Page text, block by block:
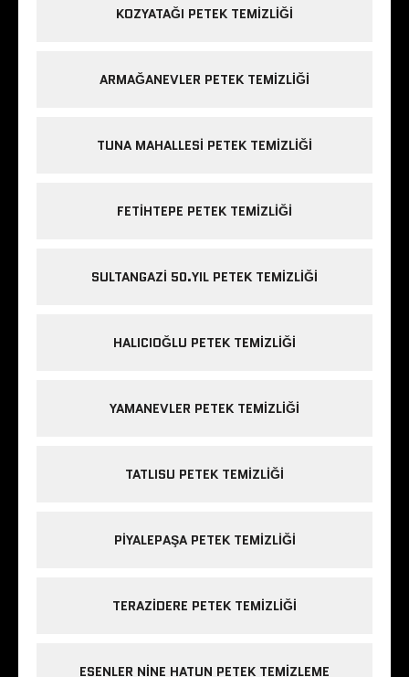
KOZYATAĞI PETEK TEMIZLIĞI
ARMAĞANEVLER PETEK TEMIZLIĞI
TUNA MAHALLESI PETEK TEMIZLIĞI
FETIHTEPE PETEK TEMIZLIĞI
SULTANGAZI 50.YIL PETEK TEMIZLIĞI
HALICIOĞLU PETEK TEMIZLIĞI
YAMANEVLER PETEK TEMIZLIĞI
TATLISU PETEK TEMIZLIĞI
PIYALEPAŞA PETEK TEMIZLIĞI
TERAZIDERE PETEK TEMIZLIĞI
ESENLER NINE HATUN PETEK TEMIZLEME